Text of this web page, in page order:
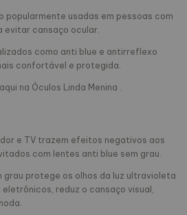
popularmente usadas em pessoas com
evitar cansaço ocular.
como anti blue e antirreflexo
confortável e protegida.
na Óculos Linda Menina .
e TV trazem efeitos negativos aos
com lentes anti blue sem grau.
grau protege os olhos da luz ultravioleta
reduz o cansaço visual,